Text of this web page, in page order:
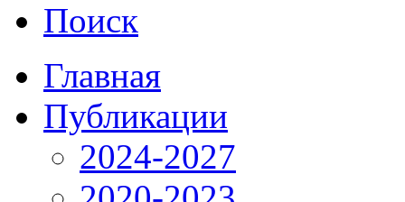
Поиск
Главная
Публикации
2024-2027